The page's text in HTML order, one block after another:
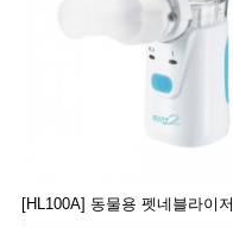
[HL100A] 동물용 펫네블라이저